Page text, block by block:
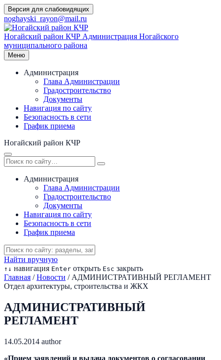
Перейти
к
содержимому
Версия для слабовидящих
noghayski_rayon@mail.ru
Ногайский район КЧР Администрация Ногайского
муниципального района
Меню
Администрация
Глава Администрации
Градостроительство
Документы
Навигация по сайту
Безопасность в сети
График приема
Ногайский район КЧР
Администрация
Глава Администрации
Градостроительство
Документы
Навигация по сайту
Безопасность в сети
График приема
Найти вручную
↑ ↓ навигация Enter открыть Esc закрыть
Главная / Новости / АДМИНИСТРАТИВНЫЙ РЕГЛАМЕНТ
Отдел архитектуры, строительства и ЖКХ
АДМИНИСТРАТИВНЫЙ
РЕГЛАМЕНТ
14.05.2014 author
«Прием заявлений и выдача документов о согласовании